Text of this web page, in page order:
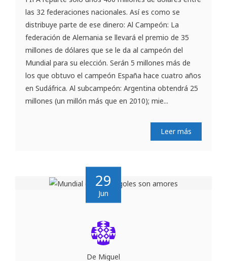
las 32 federaciones nacionales. Así es como se
distribuye parte de ese dinero: Al Campeón: La
federación de Alemania se llevará el premio de 35
millones de dólares que se le da al campeón del
Mundial para su elección. Serán 5 millones más de
los que obtuvo el campeón España hace cuatro años
en Sudáfrica. Al subcampeón: Argentina obtendrá 25
millones (un millón más que en 2010); mie...
Leer más
29
Jun
De Miguel